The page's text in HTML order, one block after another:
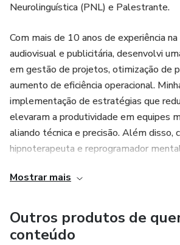
Neurolinguística (PNL) e Palestrante.
Com mais de 10 anos de experiência na
audiovisual e publicitária, desenvolvi
em gestão de projetos, otimização de
aumento de eficiência operacional.
implementação de estratégias que
elevaram a produtividade em equipes
aliando técnica e precisão. Além disso,
hipnoterapeuta e reprogramador
objetivos pessoais e profissionais para
Mostrar mais
Outros produtos de
conteúdo